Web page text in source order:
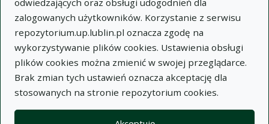
odwiedzających oraz obsługi udogodnień dla
zalogowanych użytkowników. Korzystanie z serwisu
repozytorium.up.lublin.pl oznacza zgodę na
wykorzystywanie plików cookies. Ustawienia obsługi
plików cookies można zmienić w swojej przeglądarce.
Brak zmian tych ustawień oznacza akceptację dla
stosowanych na stronie repozytorium cookies.
Indeksy
Akcje na kolekcjach Wyczyść Zaznacz wszystko
Kolekcje(automatyczne przeładowanie treści)
Publikacje naukowe
Materiały audiowizualne